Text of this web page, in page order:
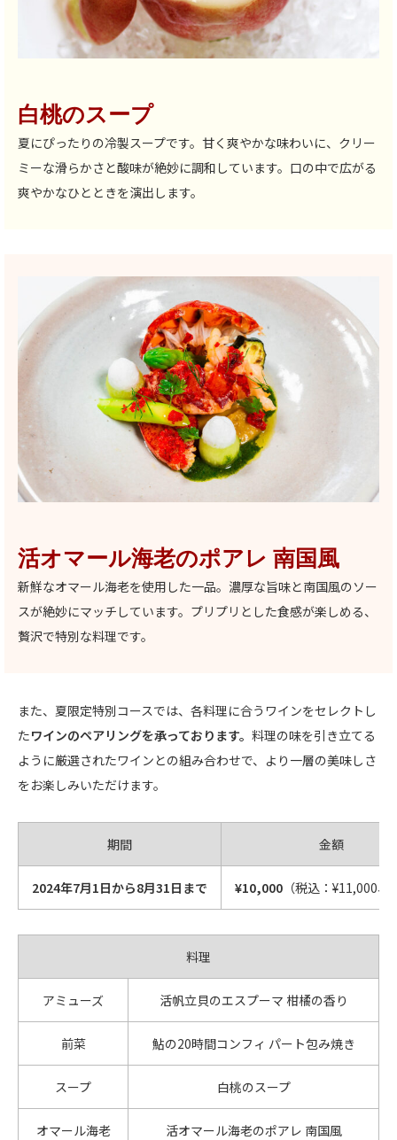
白桃のスープ
夏にぴったりの冷製スープです。甘く爽やかな味わいに、クリー
ミーな滑らかさと酸味が絶妙に調和しています。口の中で広がる
爽やかなひとときを演出します。
活オマール海老のポアレ 南国風
新鮮なオマール海老を使用した一品。濃厚な旨味と南国風のソー
スが絶妙にマッチしています。プリプリとした食感が楽しめる、
贅沢で特別な料理です。
また、夏限定特別コースでは、各料理に合うワインをセレクトし
たワインのペアリングを承っております。 料理の味を引き立てる
ように厳選されたワインとの組み合わせで、より一層の美味しさ
をお楽しみいただけます。
期間 金額
2024年7月1日から8月31日まで ¥10,000 （税込：¥11,000、
料理
アミューズ 活帆立貝のエスプーマ 柑橘の香り
前菜 鮎の20時間コンフィ パート包み焼き
スープ 白桃のスープ
オマール海老 活オマール海老のポアレ 南国風